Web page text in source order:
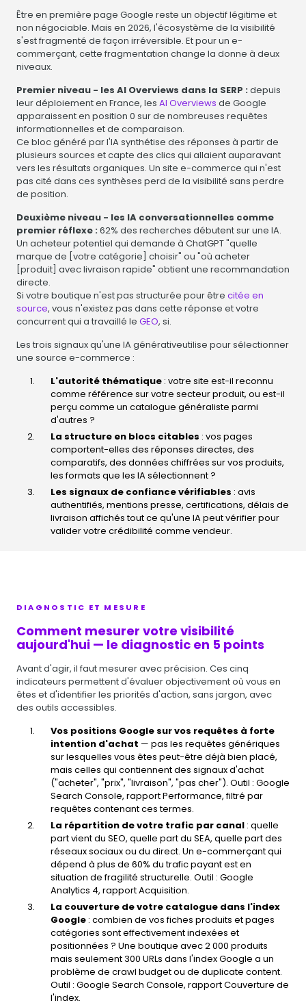
Être en première page Google reste un objectif légitime et
non négociable. Mais en 2026, l'écosystème de la visibilité
s'est fragmenté de façon irréversible. Et pour un e-
commerçant, cette fragmentation change la donne à deux
niveaux.
Premier niveau - les AI Overviews dans la SERP :depuis
leur déploiement en France, les AI Overviews de Google
apparaissent en position 0 sur de nombreuses requêtes
informationnelles et de comparaison.
Ce bloc généré par l'IA synthétise des réponses à partir de
plusieurs sources et capte des clics qui allaient auparavant
vers les résultats organiques. Un site e-commerce qui n'est
pas cité dans ces synthèses perd de la visibilité sans perdre
de position.
Deuxième niveau - les IA conversationnelles comme
premier réflexe :62% des recherches débutent sur une IA.
Un acheteur potentiel qui demande à ChatGPT "quelle
marque de [votre catégorie] choisir" ou "où acheter
[produit] avec livraison rapide" obtient une recommandation
directe.
Si votre boutique n'est pas structurée pour être citée en
source, vous n'existez pas dans cette réponse et votre
concurrent qui a travaillé le GEO, si.
Les trois signaux qu'une IA générativeutilise pour sélectionner
une source e-commerce :
L'autorité thématique : votre site est-il reconnu
comme référence sur votre secteur produit, ou est-il
perçu comme un catalogue généraliste parmi
d'autres ?
La structure en blocs citables : vos pages
comportent-elles des réponses directes, des
comparatifs, des données chiffrées sur vos produits,
les formats que les IA sélectionnent ?
Les signaux de confiance vérifiables : avis
authentifiés, mentions presse, certifications, délais de
livraison affichés tout ce qu'une IA peut vérifier pour
valider votre crédibilité comme vendeur.
DIAGNOSTIC ET MESURE
Comment mesurer votre visibilité
aujourd'hui — le diagnostic en 5 points
Avant d'agir, il faut mesurer avec précision. Ces cinq
indicateurs permettent d'évaluer objectivement où vous en
êtes et d'identifier les priorités d'action, sans jargon, avec
des outils accessibles.
Vos positions Google sur vos requêtes à forte
intention d'achat — pas les requêtes génériques
sur lesquelles vous êtes peut-être déjà bien placé,
mais celles qui contiennent des signaux d'achat
("acheter", "prix", "livraison", "pas cher"). Outil : Google
Search Console, rapport Performance, filtré par
requêtes contenant ces termes.
La répartition de votre trafic par canal : quelle
part vient du SEO, quelle part du SEA, quelle part des
réseaux sociaux ou du direct. Un e-commerçant qui
dépend à plus de 60% du trafic payant est en
situation de fragilité structurelle. Outil : Google
Analytics 4, rapport Acquisition.
La couverture de votre catalogue dans l'index
Google : combien de vos fiches produits et pages
catégories sont effectivement indexées et
positionnées ? Une boutique avec 2 000 produits
mais seulement 300 URLs dans l'index Google a un
problème de crawl budget ou de duplicate content.
Outil : Google Search Console, rapport Couverture de
l'index.